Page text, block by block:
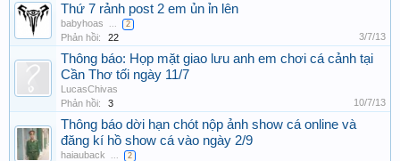
Thứ 7 rảnh post 2 em ủn ỉn lên
babyhoas 2
Phản hồi: 22 3/7/13
Thông báo: Họp mặt giao lưu anh em chơi cá cảnh tại
Cần Thơ tối ngày 11/7
LucasChivas
Phản hồi:
3 10/7/13
Thông báo dời hạn chót nộp ảnh show cá online và
đăng kí hồ show cá vào ngày 2/9
haiauback 2